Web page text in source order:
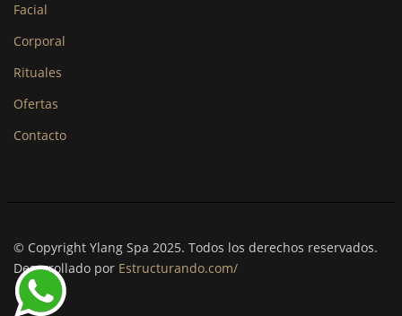
Facial
Corporal
Rituales
Ofertas
Contacto
© Copyright Ylang Spa 2025. Todos los derechos reservados.
Desarrollado por Estructurando.com/